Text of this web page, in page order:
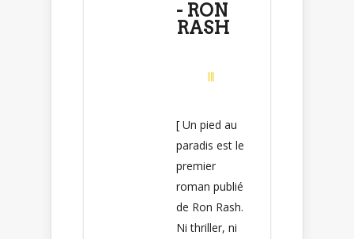
- RON
RASH
[ Un pied au
paradis est le
premier
roman publié
de Ron Rash.
Ni thriller, ni